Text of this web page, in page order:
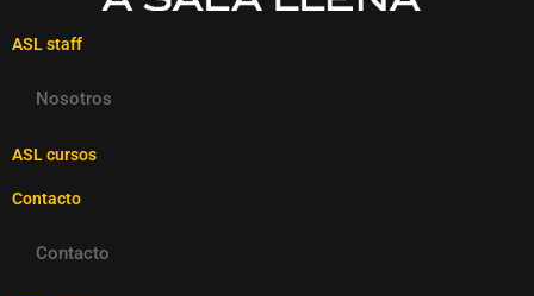
ASL staff
Nosotros
ASL cursos
Contacto
Contacto